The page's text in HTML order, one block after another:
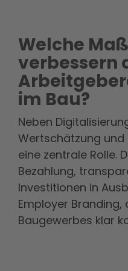
Welche
verbessern
im Bau?
Neben
Wertschätzung und
eine zentrale Rolle.
Bezahlung,
Investitionen in
Employer
Baugewerbes klar